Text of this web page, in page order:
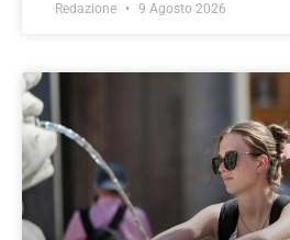
Redazione 9 Agosto 2026